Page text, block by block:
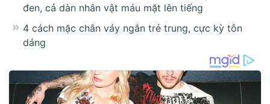
đen, cả dàn nhân vật máu mặt lên tiếng
4 cách mặc chân váy ngắn trẻ trung, cực kỳ tôn
dáng